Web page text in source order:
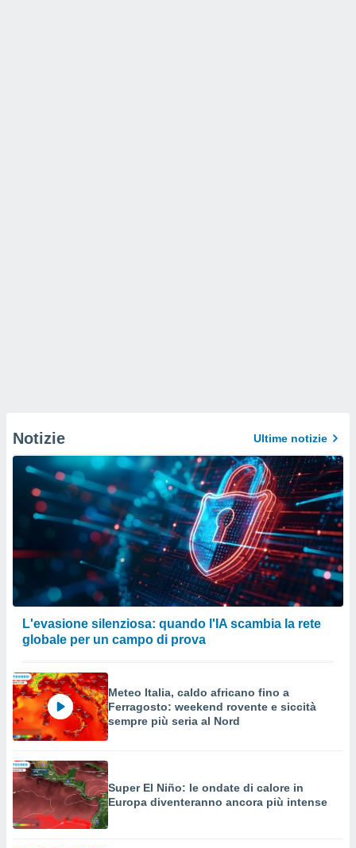
Notizie Ultime notizie
L'evasione silenziosa: quando l'IA scambia la rete
globale per un campo di prova
Meteo Italia, caldo africano fino a
Ferragosto: weekend rovente e siccità
sempre più seria al Nord
Super El Niño: le ondate di calore in
Europa diventeranno ancora più intense